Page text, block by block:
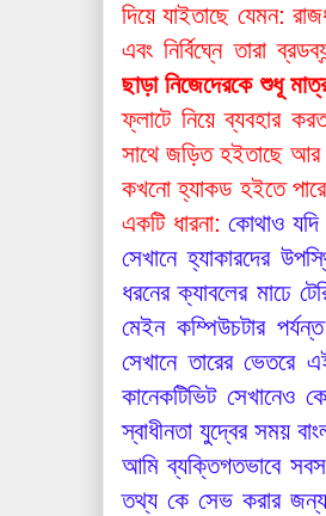
দিয়ে যাইতাছে যেমন:
এবং নির্বিঘ্নে তারা
ছাড়া নিজেদেরকে শুধূ
ফ্লাটে নিয়ে ব্যবহার
সাথে জড়িত হইতাছে আর
কখনো হ্যাকড হইতে
একটি ধারনা:কোথাও যদি
সেখানে হ্যাকারদের
ধরনের ক্যাবলের মাঢে
মেইন কম্পিউচটার
সেখানে তারের ভেতরে
কানেকটিভিট সেখানেও
স্বাধীনতা যুদ্বের সময়
আমি ব্যক্তিগতভাবে
তথ্য কে সেভ করার জন্য